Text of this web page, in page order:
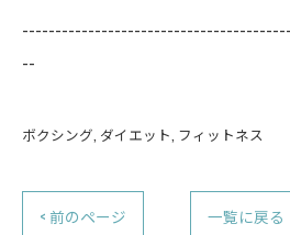
--
ボクシング ダイエット フィットネス
< 前のページ 一覧に戻る